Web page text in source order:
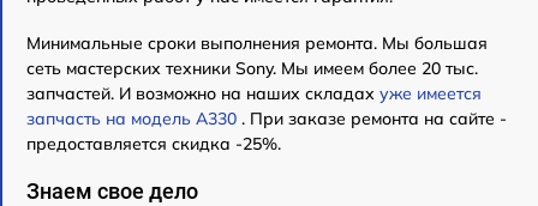
Минимальные сроки выполнения ремонта. Мы большая
сеть мастерских техники Sony. Мы имеем более 20 тыс.
запчастей. И возможно на наших складах уже имеется
запчасть на модель A330 . При заказе ремонта на сайте -
предоставляется скидка -25%.
Знаем свое дело